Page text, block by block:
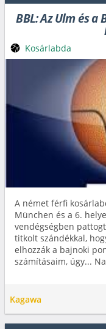
BBL: Az Ulm és
A német férfi
München és a 6.
vendégségben
titkolt szándékkal,
elhozzák a bajnoki
számításaim, úgy...
Kagawa
Kosárlabda